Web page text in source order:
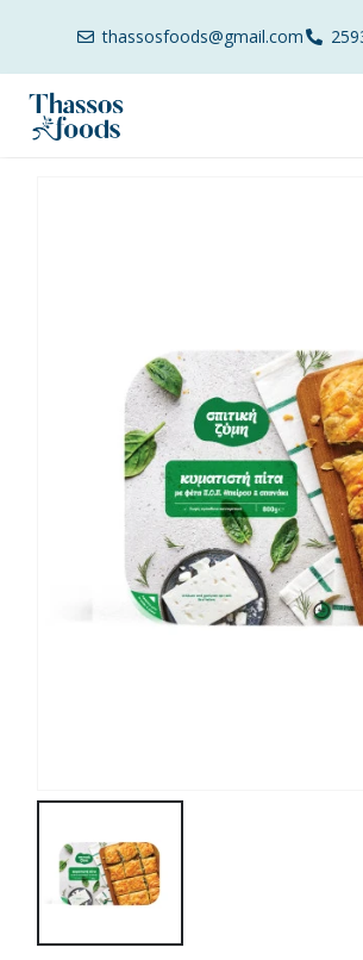
thassosfoods@gmail.com